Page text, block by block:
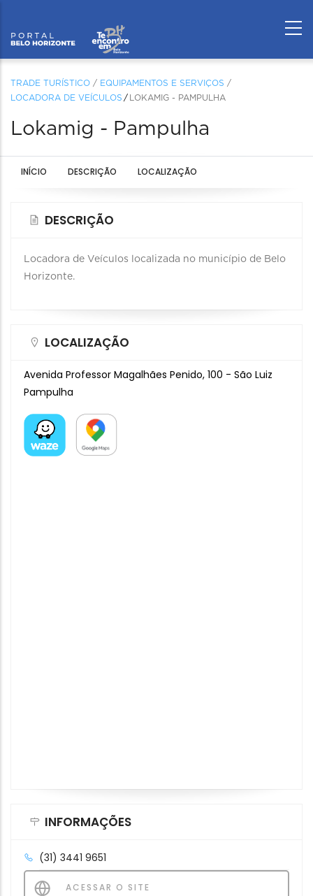
TRADE TURÍSTICO / EQUIPAMENTOS E SERVIÇOS /
LOCADORA DE VEÍCULOS
LOKAMIG - PAMPULHA
Lokamig - Pampulha
INÍCIO DESCRIÇÃO LOCALIZAÇÃO
DESCRIÇÃO
Locadora de Veículos localizada no município de Belo
Horizonte.
LOCALIZAÇÃO
Avenida Professor Magalhães Penido, 100 - São Luiz
Pampulha
INFORMAÇÕES
(31) 3441 9651
ACESSAR O SITE